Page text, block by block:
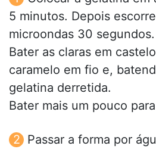
5 minutos. Depois
microondas 30
Bater as claras em
caramelo em fio e,
gelatina derretida.
Bater mais um pouco
Passar a forma por